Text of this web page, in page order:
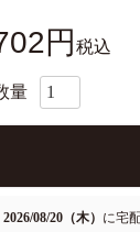
税込
2026/08/20（木） に宅